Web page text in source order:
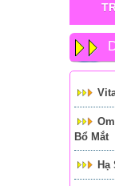
Bổ Mắt
Hạ